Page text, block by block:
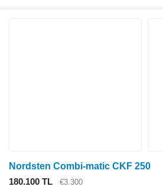
Nordsten Combi-matic CKF 250
180.100 TL
€3.300